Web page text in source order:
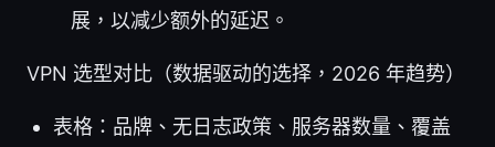
展，以减少额外的延迟。
VPN 选型对比（数据驱动的选择，2026 年趋势）
表格：品牌、无日志政策、服务器数量、覆盖